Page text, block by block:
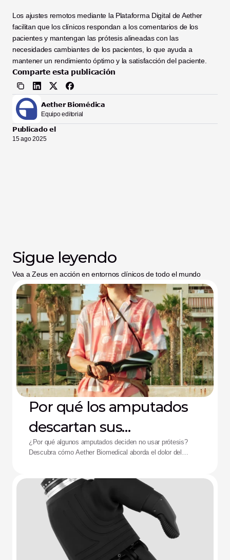
Los ajustes remotos mediante la Plataforma Digital de Aether
facilitan que los clínicos respondan a los comentarios de los
pacientes y mantengan las prótesis alineadas con las
necesidades cambiantes de los pacientes, lo que ayuda a
mantener un rendimiento óptimo y la satisfacción del paciente.
Comparte esta publicación
Aether Biomédica
Equipo editorial
Publicado el
15 ago 2025
Sigue leyendo
Vea a Zeus en acción en entornos clínicos de todo el mundo
Por qué los amputados
descartan sus
dispositivos: La solución
¿Por qué algunos amputados deciden no usar prótesis?
Descubra cómo Aether Biomedical aborda el dolor del